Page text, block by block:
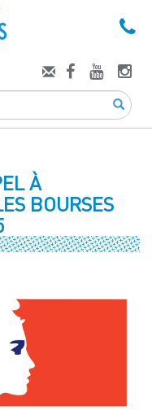
À
BOURSES